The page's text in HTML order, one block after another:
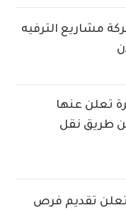
مشاريع الترفيه
تعلن عنها
طريق نقل
تقديم فرص